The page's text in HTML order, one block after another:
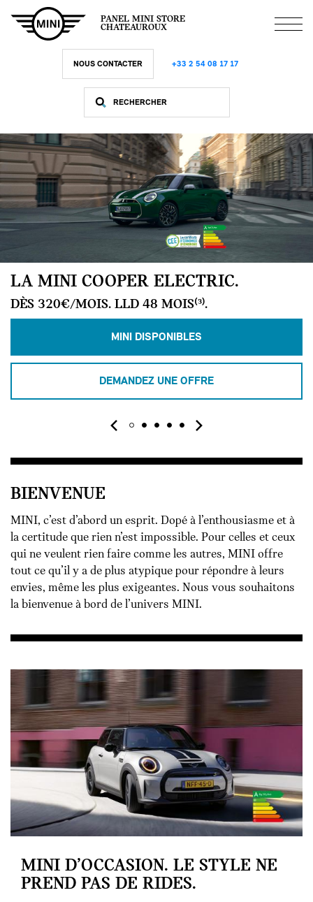
contenu
PANEL MINI STORE
CHATEAUROUX
NOUS CONTACTER +33 2 54 08 17 17
LA MINI COOPER ELECTRIC.
DÈS 320€/MOIS. LLD 48 MOIS⁽³⁾.
MINI DISPONIBLES
DEMANDEZ UNE OFFRE
BIENVENUE
MINI, c’est d’abord un esprit. Dopé à l’enthousiasme et à
la certitude que rien n’est impossible. Pour celles et ceux
qui ne veulent rien faire comme les autres, MINI offre
tout ce qu’il y a de plus atypique pour répondre à leurs
envies, même les plus exigeantes. Nous vous souhaitons
la bienvenue à bord de l’univers MINI.
MINI D’OCCASION. LE STYLE NE
PREND PAS DE RIDES.